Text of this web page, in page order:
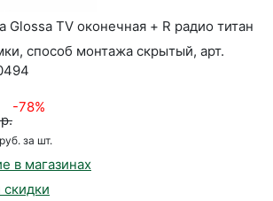
Glossa TV оконечная + R радио титан
способ монтажа скрытый, арт.
-78%
руб. за шт.
в магазинах